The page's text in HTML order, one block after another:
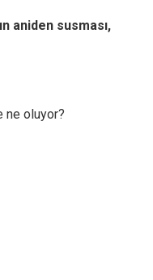
aniden susması,
ne oluyor?